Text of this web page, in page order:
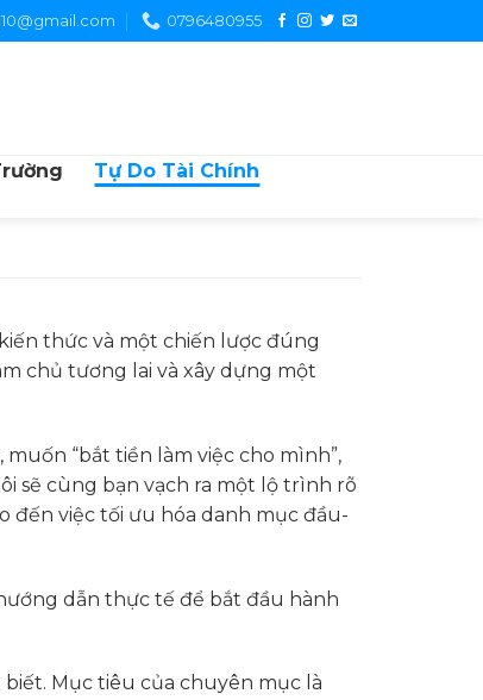
0796480955
Tự Do Tài Chính
thức và một chiến lược đúng
chủ tương lai và xây dựng một
“bắt tiền làm việc cho mình”,
sẽ cùng bạn vạch ra một lộ trình rõ
đến việc tối ưu hóa danh mục đầu-
dẫn thực tế để bắt đầu hành
Mục tiêu của chuyên mục là